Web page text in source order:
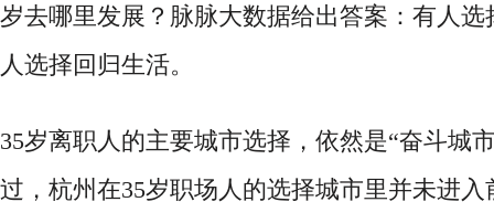
岁去哪里发展？脉脉大数据给出答案：有人选
人选择回归生活。
35岁离职人的主要城市选择，依然是“奋斗城
过，杭州在35岁职场人的选择城市里并未进